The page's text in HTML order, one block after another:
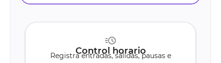
Control horario
Registra entradas, salidas, pausas e